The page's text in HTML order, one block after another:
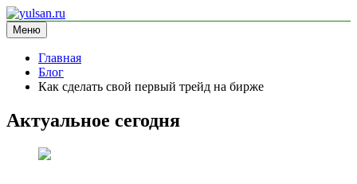
Перейти
к
содержимому
yulsan.ru
блог про криптовалюту
Меню
Главная
Блог
Как сделать свой первый трейд на бирже
Актуальное сегодня